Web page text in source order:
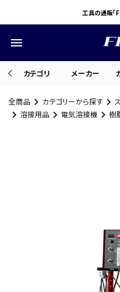
工具の通販「
menu
カテゴリ メーカー
全商品 カテゴリーから探す
溶接用品
電気溶接機 樹